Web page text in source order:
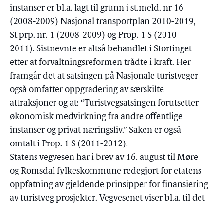
instanser er bl.a. lagt til grunn i st.meld. nr 16
(2008-2009) Nasjonal transportplan 2010-2019,
St.prp. nr. 1 (2008-2009) og Prop. 1 S (2010 –
2011). Sistnevnte er altså behandlet i Stortinget
etter at forvaltningsreformen trådte i kraft. Her
framgår det at satsingen på Nasjonale turistveger
også omfatter oppgradering av særskilte
attraksjoner og at: “Turistvegsatsingen forutsetter
økonomisk medvirkning fra andre offentlige
instanser og privat næringsliv.” Saken er også
omtalt i Prop. 1 S (2011-2012).
Statens vegvesen har i brev av 16. august til Møre
og Romsdal fylkeskommune redegjort for etatens
oppfatning av gjeldende prinsipper for finansiering
av turistveg prosjekter. Vegvesenet viser bl.a. til det